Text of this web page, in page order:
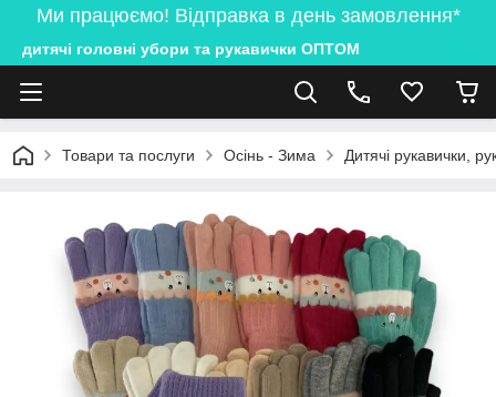
Ми працюємо! Відправка в день замовлення*
дитячі головні убори та рукавички ОПТОМ
Товари та послуги Осінь - Зима Дитячі рукавички,